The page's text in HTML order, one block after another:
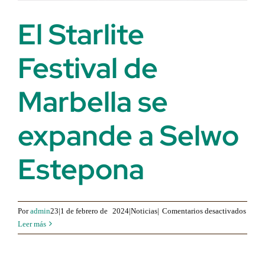
El Starlite
Festival de
Marbella se
expande a Selwo
Estepona
Poradmin23|1 de febrero de 2024|Noticias| Comentarios desactivadospara
Leer más